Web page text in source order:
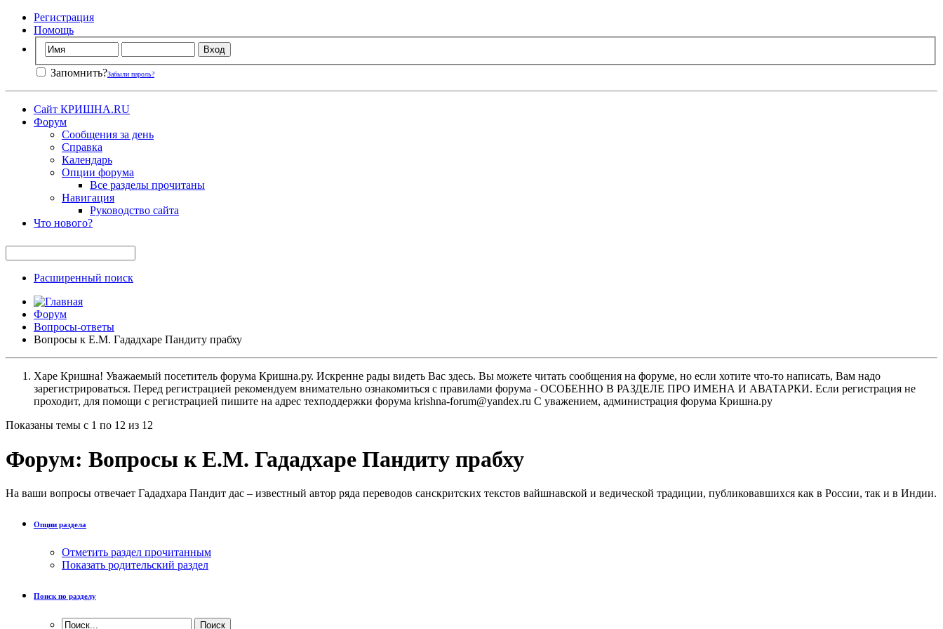
Регистрация
Помощь
Запомнить?Забыли пароль?
Сайт КРИШНА.RU
Форум
Сообщения за день
Справка
Календарь
Опции форума
Все разделы прочитаны
Навигация
Руководство сайта
Что нового?
Расширенный поиск
Форум
Вопросы-ответы
Вопросы к Е.М. Гададхаре Пандиту прабху
Харе Кришна! Уважаемый посетитель форума Кришна.ру. Искренне рады видеть Вас здесь. Вы можете читать сообщения на форуме, но если хотите что-то написать, Вам надо
зарегистрироваться. Перед регистрацией рекомендуем внимательно ознакомиться с правилами форума - ОСОБЕННО В РАЗДЕЛЕ ПРО ИМЕНА И АВАТАРКИ. Если регистрация не
проходит, для помощи с регистрацией пишите на адрес техподдержки форума krishna-forum@yandex.ru С уважением, администрация форума Кришна.ру
Показаны темы с 1 по 12 из 12
Форум: Вопросы к Е.М. Гададхаре Пандиту прабху
На ваши вопросы отвечает Гададхара Пандит дас – известный автор ряда переводов санскритских текстов вайшнавской и ведической традиции, публиковавшихся как в России, так и в Индии.
Опции раздела
Отметить раздел прочитанным
Показать родительский раздел
Поиск по разделу